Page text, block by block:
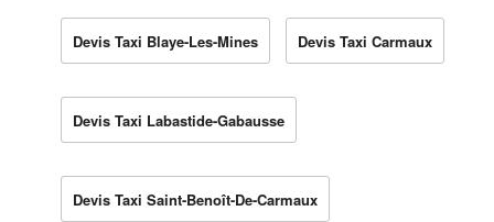
Devis Taxi Blaye-Les-Mines Devis Taxi Carmaux
Devis Taxi Labastide-Gabausse
Devis Taxi Saint-Benoît-De-Carmaux